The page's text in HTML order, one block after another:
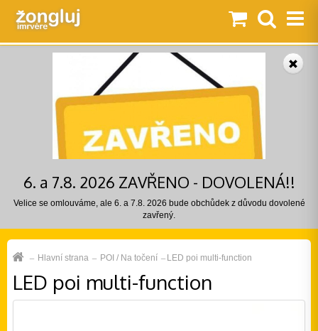
6. a 7.8. 2026 ZAVŘENO - DOVOLENÁ!!
Velice se omlouváme, ale 6. a 7.8. 2026 bude obchůdek z důvodu dovolené
zavřený.
Hlavní strana POI / Na točení LED poi multi-function
LED poi multi-function